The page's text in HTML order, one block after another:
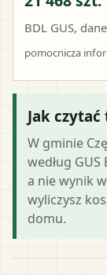
BDL GUS,
pomocnicza
Jak
W gminie
według
a nie wynik
wyliczysz
domu.